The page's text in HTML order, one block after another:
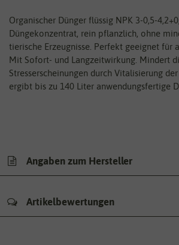
Organischer Dünger flüssig NPK 3-0,5-
Düngekonzentrat, rein pflanzlich, ohne
tierische Erzeugnisse. Perfekt geeignet für
Mit Sofort- und Langzeitwirkung. Mindert
Stresserscheinungen durch Vitalisierung
ergibt bis zu 140 Liter anwendungsfertige
Angaben zum Hersteller
Artikelbewertungen